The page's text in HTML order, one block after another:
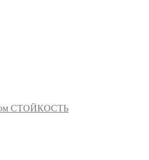
СТОЙКОСТЬ